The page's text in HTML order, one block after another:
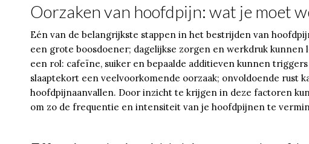
Oorzaken van hoofdpijn: wat je moet
Eén van de belangrijkste stappen in het bestrijden van
een grote boosdoener; dagelijkse zorgen en werkdruk
een rol: cafeïne, suiker en bepaalde additieven kunnen
slaaptekort een veelvoorkomende oorzaak; onvoldoende rust
hoofdpijnaanvallen. Door inzicht te krijgen in deze factoren
om zo de frequentie en intensiteit van je hoofdpijnen te